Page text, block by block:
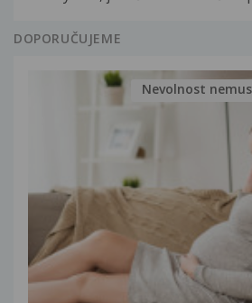
DOPORUČUJEME
Nevolnost